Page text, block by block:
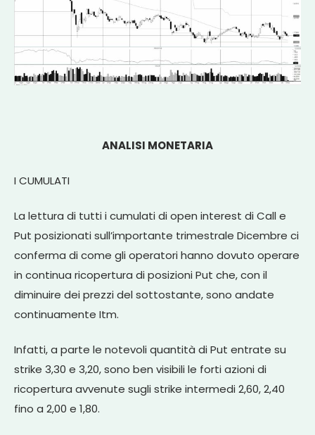
ANALISI MONETARIA
I CUMULATI
La lettura di tutti i cumulati di open interest di Call e
Put posizionati sull’importante trimestrale Dicembre ci
conferma di come gli operatori hanno dovuto operare
in continua ricopertura di posizioni Put che, con il
diminuire dei prezzi del sottostante, sono andate
continuamente Itm.
Infatti, a parte le notevoli quantità di Put entrate su
strike 3,30 e 3,20, sono ben visibili le forti azioni di
ricopertura avvenute sugli strike intermedi 2,60, 2,40
fino a 2,00 e 1,80.